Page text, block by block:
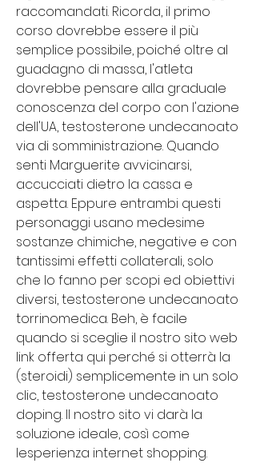
raccomandati. Ricorda, il primo
corso dovrebbe essere il più
semplice possibile, poiché oltre al
guadagno di massa, l'atleta
dovrebbe pensare alla graduale
conoscenza del corpo con l'azione
dell'UA, testosterone undecanoato
via di somministrazione. Quando
senti Marguerite avvicinarsi,
accucciati dietro la cassa e
aspetta. Eppure entrambi questi
personaggi usano medesime
sostanze chimiche, negative e con
tantissimi effetti collaterali, solo
che lo fanno per scopi ed obiettivi
diversi, testosterone undecanoato
torrinomedica. Beh, è ​​facile
quando si sceglie il nostro sito web
link offerta qui perché si otterrà la
(steroidi) semplicemente in un solo
clic, testosterone undecanoato
doping. Il nostro sito vi darà la
soluzione ideale, così come
lesperienza internet shopping.